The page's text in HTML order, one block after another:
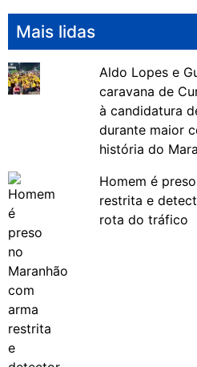
Mais lidas
Aldo Lopes e
caravana de
à candidatura
durante maior
história do
Homem é
restrita e
rota do tráfico